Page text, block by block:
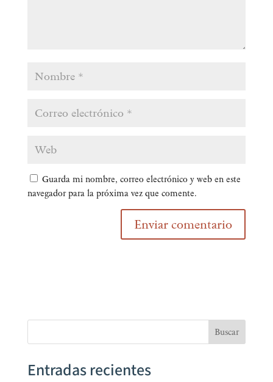
Guarda mi nombre, correo electrónico y web en este
navegador para la próxima vez que comente.
Buscar
Entradas recientes